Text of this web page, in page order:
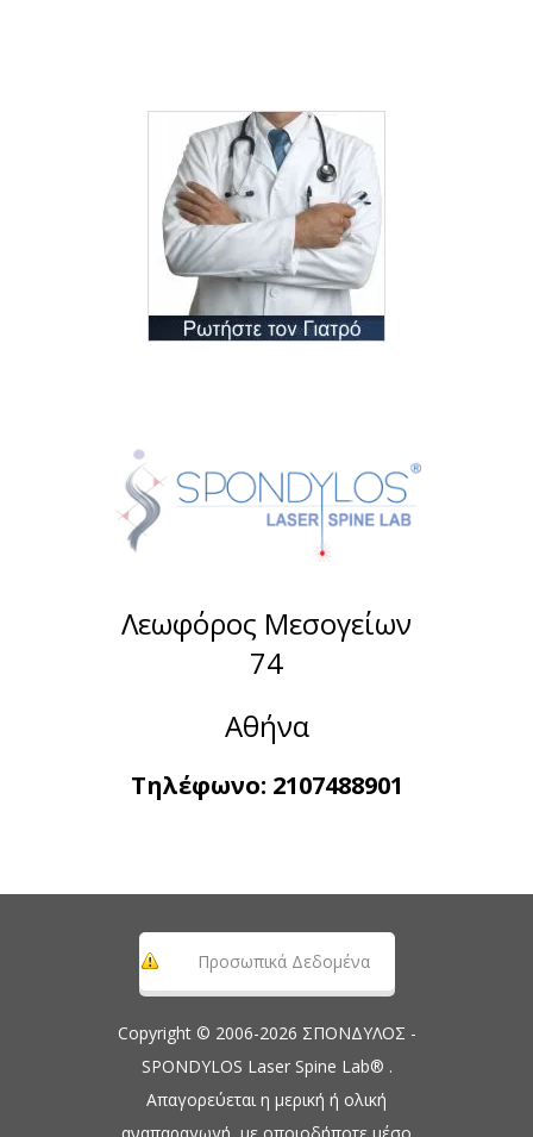
Λεωφόρος Μεσογείων
74
Αθήνα
Τηλέφωνο: 2107488901
Προσωπικά Δεδομένα
Copyright © 2006-2026 ΣΠΟΝΔΥΛΟΣ -
SPONDYLOS Laser Spine Lab® .
Απαγορεύεται η μερική ή ολική
αναπαραγωγή, με οποιοδήποτε μέσο